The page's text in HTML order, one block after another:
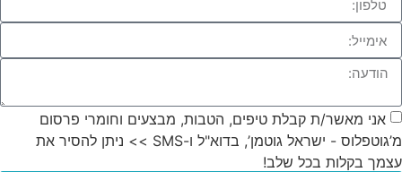
מאשר/ת קבלת טיפים, הטבות, מבצעים וחומרי פרסום
מ’גוטפלוס - ישראל גוטמן’, בדוא"ל ו-SMS >> ניתן להסיר את
בכל שלב!